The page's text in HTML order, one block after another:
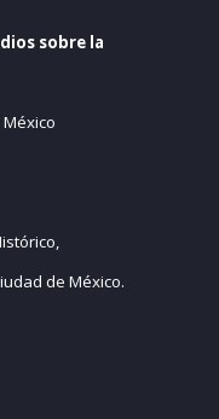
sobre la
de México.